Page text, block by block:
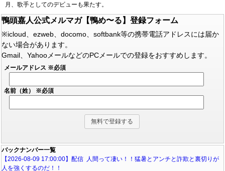
月、歌手としてのデビューも果たす。
鴨頭嘉人公式メルマガ【鴨め〜る】登録フォーム
※icloud、ezweb、docomo、softbank等の携帯電話アドレスには届か
ない場合があります。
Gmail、YahooメールなどのPCメールでの登録をおすすめします。
メールアドレス ※必須
名前（姓） ※必須
バックナンバー一覧
【2026-08-09 17:00:00】配信 人間って凄い！！猛暑とアンチと詐欺と裏切りが
人を強くするのだ！！